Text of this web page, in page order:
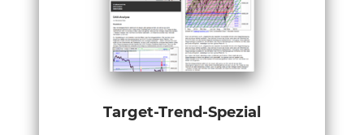
Target-Trend-Spezial